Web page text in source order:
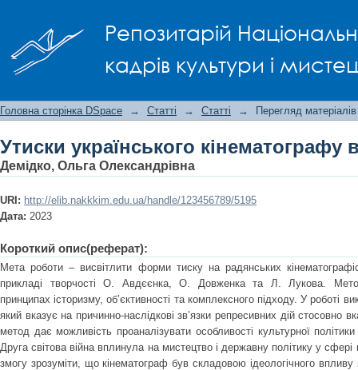
Репозитарій
кадрів культури і
Головна сторінка DSpace → Статті → Статті → Перегляд матеріалів
Утиски українського кінематографу
Демідко, Ольга Олександрівна
URI: http://elib.nakkkim.edu.ua/handle/123456789/5195
Дата: 2023
Короткий опис(реферат):
Мета роботи – висвітлити форми тиску на радянських
прикладі творчості О. Авдєєнка, О. Довженка та Л. Лукова.
принципах історизму, об’єктивності та комплексного підходу. У роботі
який вказує на причинно-наслідкові зв’язки репресивних дій стосовно
метод дає можливість проаналізувати особливості культурної
Друга світова війна вплинула на мистецтво і державну політику у
змогу зрозуміти, що кінематограф був складовою ідеологічного